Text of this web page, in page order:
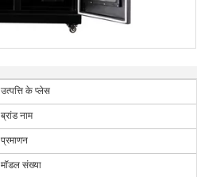
उत्पत्ति के प्लेस
ब्रांड नाम
प्रमाणन
मॉडल संख्या